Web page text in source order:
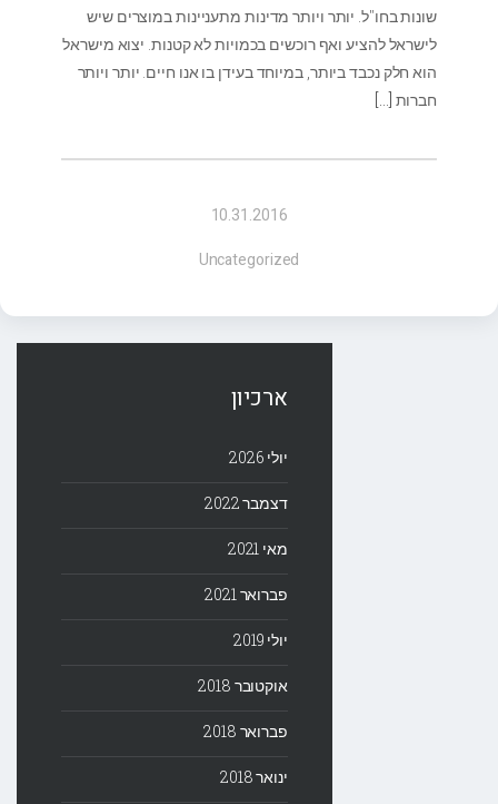
שונות בחו"ל. יותר ויותר מדינות מתעניינות במוצרים שיש
לישראל להציע ואף רוכשים בכמויות לא קטנות. יצוא מישראל
הוא חלק נכבד ביותר, במיוחד בעידן בו אנו חיים. יותר ויותר
חברות […]
10.31.2016
Uncategorized
ארכיון
יולי 2026
דצמבר 2022
מאי 2021
פברואר 2021
יולי 2019
אוקטובר 2018
פברואר 2018
ינואר 2018